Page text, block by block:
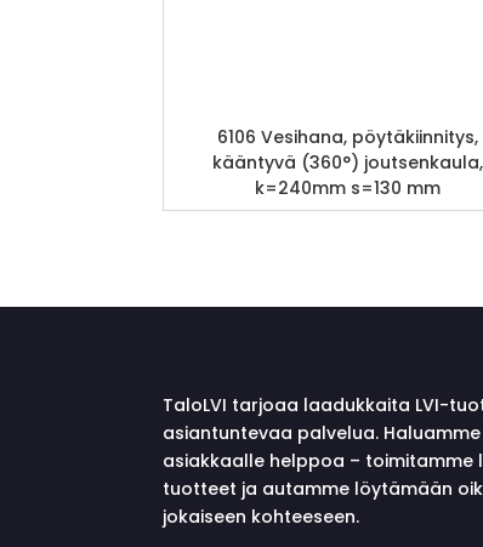
6106 Vesihana, pöytäkiinnitys,
kääntyvä (360°) joutsenkaula,
k=240mm s=130 mm
TaloLVI tarjoaa laadukkaita LVI-
asiantuntevaa palvelua.
asiakkaalle helppoa –
tuotteet ja autamme löytämään
jokaiseen kohteeseen.